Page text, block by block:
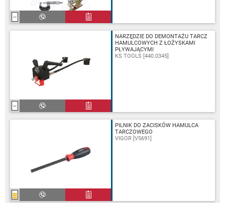
NARZĘDZIE DO DEMONTAŻU TARCZ
HAMULCOWYCH Z ŁOŻYSKAMI
PŁYWAJĄCYMI
KS TOOLS [440.0345]
PILNIK DO ZACISKÓW HAMULCA
TARCZOWEGO
VIGOR [V5691]